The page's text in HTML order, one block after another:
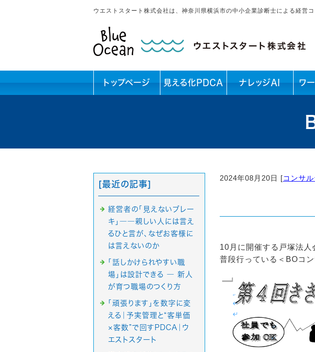
ウエストスタート株式会社は、神奈川県横浜市の中小企業診断士による経営コ
トップページ 見える化PDCA ナレッジAI ワ
2024年08月20日 [コンサ
10月に開催する戸塚法人
普段行っている＜BOコ
[最近の記事]
経営者の「見えないブレー
キ」――親しい人には言え
るひと言が、なぜお客様に
は言えないのか
「話しかけられやすい職
場」は設計できる ― 新人
が育つ職場のつくり方
「頑張ります」を数字に変
える｜予実管理と“客単価
×客数”で回すPDCA｜ウ
エストスタート